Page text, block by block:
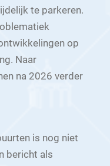
te parkeren.
op
Naar
na 2026 verder
is nog niet
bericht als